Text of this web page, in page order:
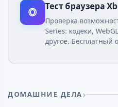
Тест браузера
Проверка
Series: кодеки,
другое. Бесплатный
ДОМАШНИЕ ДЕЛА